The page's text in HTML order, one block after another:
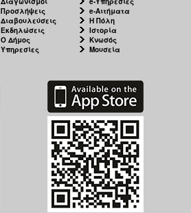
Προσλήψεις
Διαβουλεύσεις
Εκδηλώσεις
Ο Δήμος
Υπηρεσίες
e-Αιτήματα
Η Πόλη
Ιστορία
Κνωσός
Μουσεία